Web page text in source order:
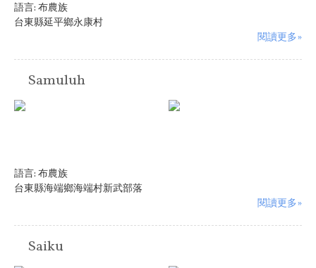
語言: 布農族
台東縣延平鄉永康村
閱讀更多»
Samuluh
語言: 布農族
台東縣海端鄉海端村新武部落
閱讀更多»
Saiku